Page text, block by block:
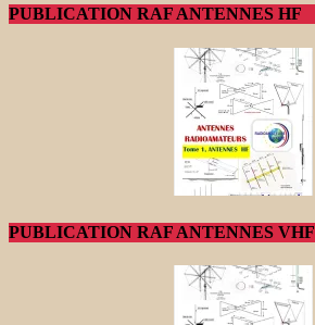
PUBLICATION RAF ANTENNES HF
PUBLICATION RAF ANTENNES VHF